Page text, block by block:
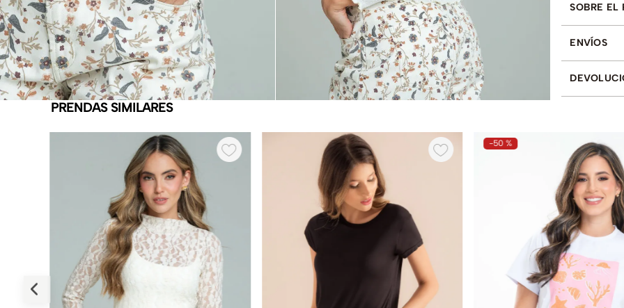
SOBRE EL
ENVÍOS
PRENDAS SIMILARES
-50 %